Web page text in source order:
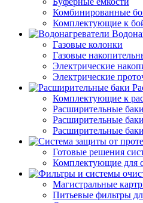
Комбинированные
Комплектующие к
Газовые колонки
Газовые
Электрические
Электрические
Комплектующие к
Расширительные
Расширительные
Расширительные
Готовые решения
Комплектующие для
Магистральные
Питьевые фильтры